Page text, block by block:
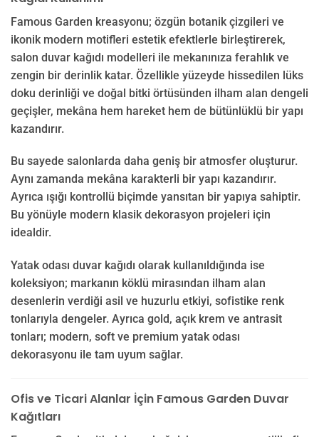
Famous Garden kreasyonu; özgün botanik çizgileri ve
ikonik modern motifleri estetik efektlerle birleştirerek,
salon duvar kağıdı modelleri ile mekanınıza ferahlık ve
zengin bir derinlik katar. Özellikle yüzeyde hissedilen lüks
doku derinliği ve doğal bitki örtüsünden ilham alan dengeli
geçişler, mekâna hem hareket hem de bütünlüklü bir yapı
kazandırır.
Bu sayede salonlarda daha geniş bir atmosfer oluşturur.
Aynı zamanda mekâna karakterli bir yapı kazandırır.
Ayrıca ışığı kontrollü biçimde yansıtan bir yapıya sahiptir.
Bu yönüyle modern klasik dekorasyon projeleri için
idealdir.
Yatak odası duvar kağıdı olarak kullanıldığında ise
koleksiyon; markanın köklü mirasından ilham alan
desenlerin verdiği asil ve huzurlu etkiyi, sofistike renk
tonlarıyla dengeler. Ayrıca gold, açık krem ve antrasit
tonları; modern, soft ve premium yatak odası
dekorasyonu ile tam uyum sağlar.
Ofis ve Ticari Alanlar İçin Famous Garden Duvar
Kağıtları